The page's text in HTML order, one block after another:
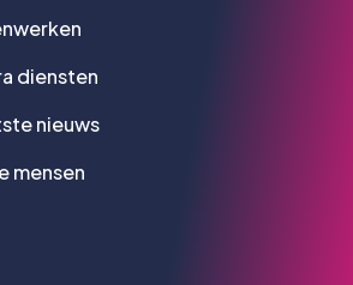
diensten
nieuws
mensen